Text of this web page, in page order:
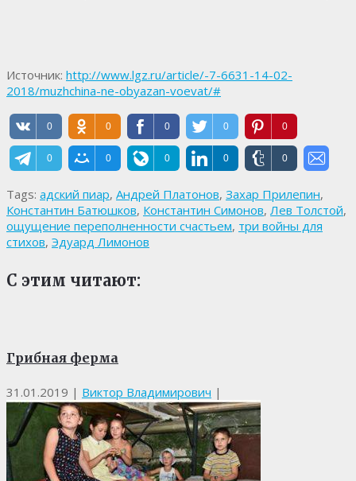
Источник: http://www.lgz.ru/article/-7-6631-14-02-
2018/muzhchina-ne-obyazan-voevat/#
0 0 0 0 0
0 0 0 0 0
Tags: адский пиар, Андрей Платонов, Захар Прилепин,
Константин Батюшков, Константин Симонов, Лев Толстой,
ощущение переполненности счастьем, три войны для
стихов, Эдуард Лимонов
С этим читают:
Грибная ферма
31.01.2019 | Виктор Владимирович |